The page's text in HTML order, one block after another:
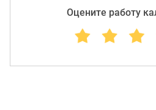
Оцените работу